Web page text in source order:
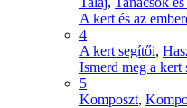
A kert és az
4
A kert segítői,
Ismerd meg a kert
5
Komposzt,